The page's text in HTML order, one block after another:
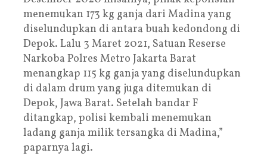
menemukan 173 kg ganja dari Madina yang
diselundupkan di antara buah kedondong di
Depok. Lalu 3 Maret 2021, Satuan Reserse
Narkoba Polres Metro Jakarta Barat
menangkap 115 kg ganja yang diselundupkan
di dalam drum yang juga ditemukan di
Depok, Jawa Barat. Setelah bandar F
ditangkap, polisi kembali menemukan
ladang ganja milik tersangka di Madina,”
paparnya lagi.